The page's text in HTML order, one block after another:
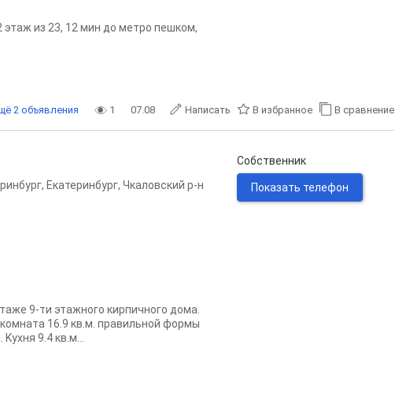
этаж из 23, 12 мин до метро пешком,
1 07.08 Написать В избранное В сравнение
2 объявления
, Екатеринбург, Чкаловский р-н
9-ти этажного кирпичного дома.
16.9 кв.м. правильной формы
9.4 кв.м...
Собственник
Показать телефон